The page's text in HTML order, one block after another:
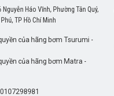
Nguyễn Háo Vĩnh, Phường Tân Quý,
TP Hồ Chí Minh
của hãng bơm Tsurumi -
của hãng bơm Matra -